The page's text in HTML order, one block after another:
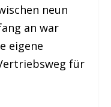
neun
an war
eigene
für